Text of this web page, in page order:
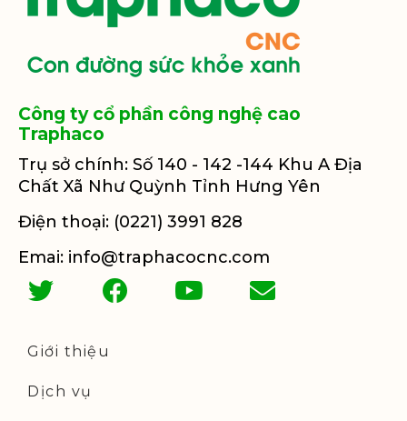
Công ty cổ phần công nghệ cao
Traphaco
Trụ sở chính: Số 140 - 142 -144 Khu A Địa
Chất Xã Như Quỳnh Tỉnh Hưng Yên
Điện thoại: (0221) 3991 828
Emai: info@traphacocnc.com
Giới thiệu
Dịch vụ